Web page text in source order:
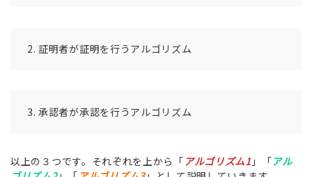
証明者が証明を行うアルゴリズム
承認者が承認を行うアルゴリズム
以上の３つです。それぞれを上から「アルゴリズム1 」「アル